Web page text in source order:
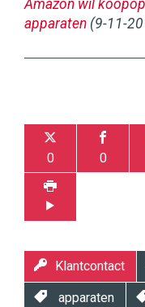
Amazon wil
apparaten (9-11-
0 0
Klantcontact
apparaten